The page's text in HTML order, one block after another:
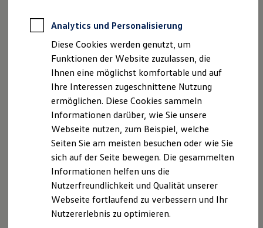
Bewerbungstipps
Eine Absage - was nun?
Anreise zu Interview oder AC
Kontakt und Hilfe
Barrierefrei bewerben
Triff unsere Recruiter
Events
Einstiegsmöglichkeiten Schüler
Duales Studium
Mechatronik
Hinweis: Auf dieser Seite geht es im Detail um den
dualen Studiengang "Mechatronik". Wenn du mehr
zum dualen Studium im Allgemeinen erfahren
möchtest, klicke bitte hier
Für eine Bewerbung benötigst du ein Bewerberprofil
diesem gibst du zunächst deine Kontaktdaten an, damit wir
dich erreichen können. Anschließend kannst du hier deine
persönlichen Daten und Qualifikationen angeben. Das Profil
mit deinen Angaben kannst du natürlich jederzeit
bearbeiten oder auch wieder löschen.
Solltest du dich auf mehrere Ausbildungsberufe
Analytics und Personalisierung
Diese Cookies werden genutzt, um
Funktionen der Website zuzulassen, die
Ihnen eine möglichst komfortable und auf
Ihre Interessen zugeschnittene Nutzung
ermöglichen. Diese Cookies sammeln
Informationen darüber, wie Sie unsere
Webseite nutzen, zum Beispiel, welche
Seiten Sie am meisten besuchen oder wie Sie
sich auf der Seite bewegen. Die gesammelten
Informationen helfen uns die
Nutzerfreundlichkeit und Qualität unserer
Webseite fortlaufend zu verbessern und Ihr
Nutzererlebnis zu optimieren.